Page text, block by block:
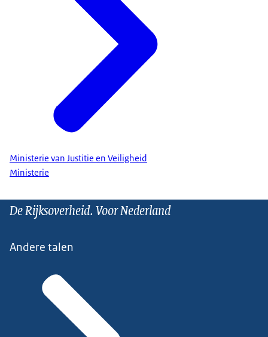
Ministerie van Justitie en Veiligheid
Ministerie
De Rijksoverheid. Voor Nederland
Andere talen